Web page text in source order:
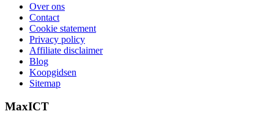
Over ons
Contact
Cookie statement
Privacy policy
Affiliate disclaimer
Blog
Koopgidsen
Sitemap
MaxICT